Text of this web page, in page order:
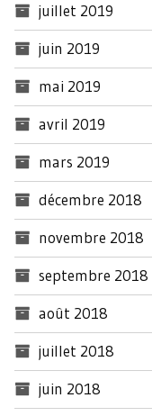
juillet 2019
juin 2019
mai 2019
avril 2019
mars 2019
décembre 2018
novembre 2018
septembre 2018
août 2018
juillet 2018
juin 2018